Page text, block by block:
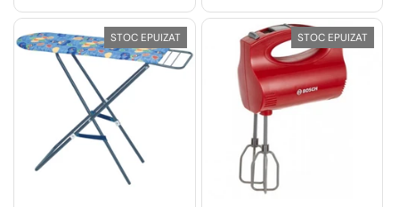
STOC EPUIZAT STOC EPUIZAT